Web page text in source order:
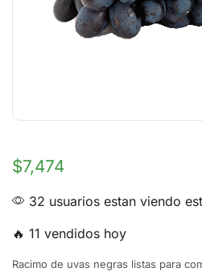
$7,474
32 usuarios estan viendo
🔥 11 vendidos hoy
Racimo de uvas negras listas para